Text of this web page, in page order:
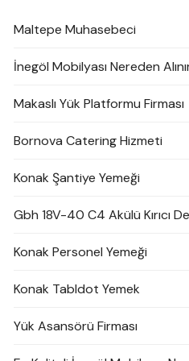
Maltepe Muhasebeci
İnegöl Mobilyası Nereden
Makaslı Yük Platformu Firması
Bornova Catering Hizmeti
Konak Şantiye Yemeği
Gbh 18V-40 C4 Akülü Kırıcı
Konak Personel Yemeği
Konak Tabldot Yemek
Yük Asansörü Firması